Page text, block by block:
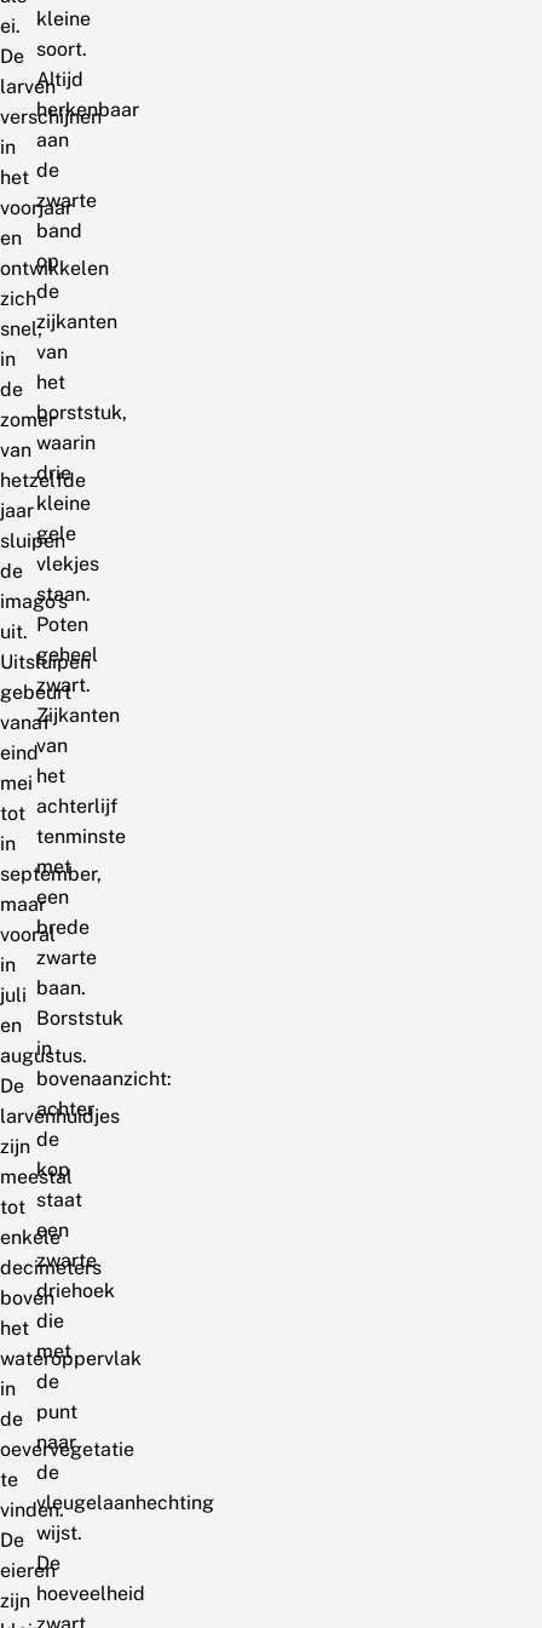
ei.
De
larven
verschijnen
in
het
voorjaar
en
ontwikkelen
zich
snel;
in
de
zomer
van
hetzelfde
jaar
sluipen
de
imago’s
uit.
Uitsluipen
gebeurt
vanaf
eind
mei
tot
in
september,
maar
vooral
in
juli
en
augustus.
De
larvenhuidjes
zijn
meestal
tot
enkele
decimeters
boven
het
wateroppervlak
in
de
oevervegetatie
te
vinden.
De
eieren
zijn
kleine
soort.
Altijd
herkenbaar
aan
de
zwarte
band
op
de
zijkanten
van
het
borststuk,
waarin
drie
kleine
gele
vlekjes
staan.
Poten
geheel
zwart.
Zijkanten
van
het
achterlijf
tenminste
met
een
brede
zwarte
baan.
Borststuk
in
bovenaanzicht:
achter
de
kop
staat
een
zwarte
driehoek
die
met
de
punt
naar
de
vleugelaanhechting
wijst.
De
hoeveelheid